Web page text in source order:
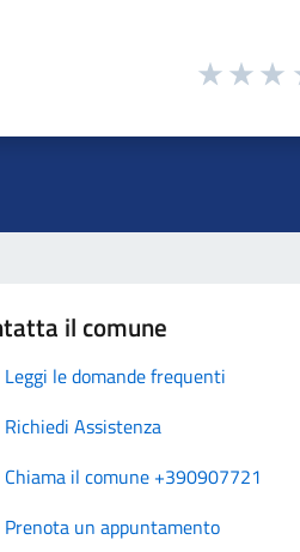
il comune
Leggi le domande frequenti
Richiedi Assistenza
Chiama il comune +390907721
Prenota un appuntamento